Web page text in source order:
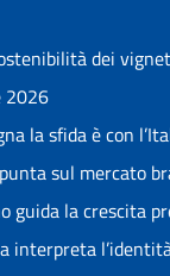
dei
2026
la sfida è con
sul mercato
guida la crescita
interpreta